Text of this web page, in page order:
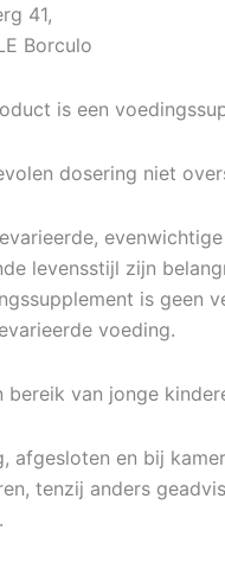
41,
Borculo
is een
dosering niet
levensstijl zijn
is geen
voeding.
bereik van jonge
afgesloten en bij
tenzij anders